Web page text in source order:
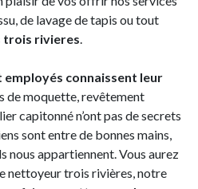
de lavage de tapis ou tout
trois rivieres
employés connaissent leur
de moquette, revêtement​
capitonné n’ont pas de secrets
sont entre de bonnes mains,
nous appartiennent. Vous aurez
nettoyeur trois rivières, notre